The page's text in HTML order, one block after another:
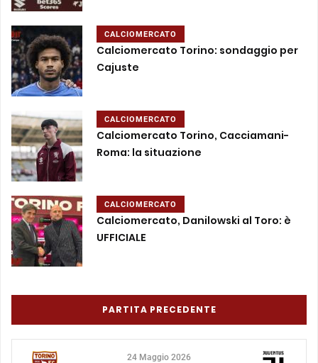
CALCIOMERCATO
Calciomercato Torino: sondaggio per
Cajuste
CALCIOMERCATO
Calciomercato Torino, Cacciamani-
Roma: la situazione
CALCIOMERCATO
Calciomercato, Danilowski al Toro: è
UFFICIALE
PARTITA PRECEDENTE
24 Maggio 2026